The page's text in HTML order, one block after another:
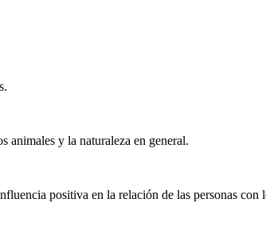
animales y la naturaleza en general.
positiva en la relación de las personas con